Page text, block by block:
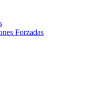
Forzadas